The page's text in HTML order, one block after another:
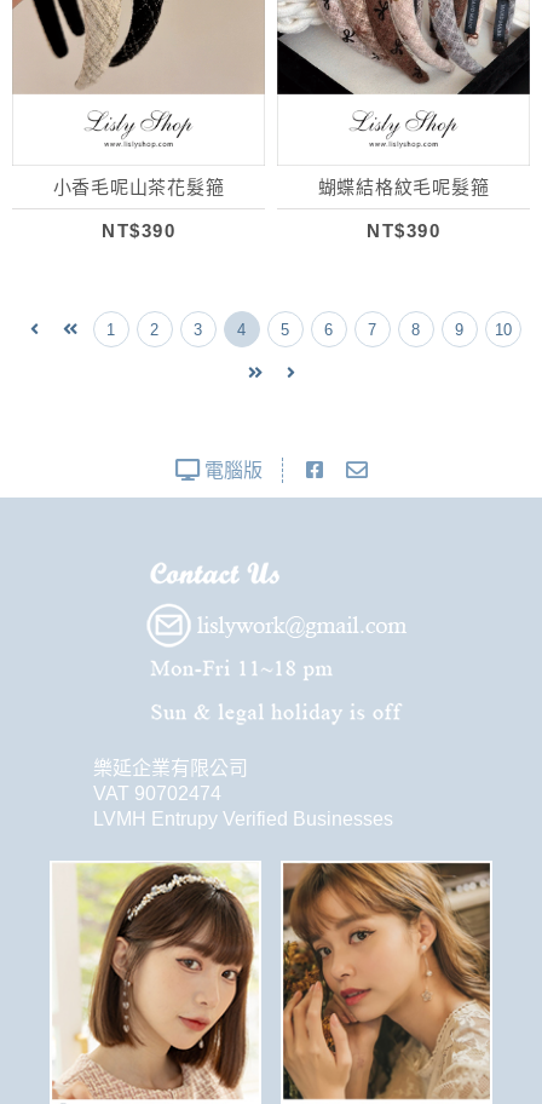
小香毛呢山茶花髮箍
NT$390
蝴蝶結格紋毛呢髮箍
NT$390
1 2 3 4 5 6 7 8 9 10
電腦版
樂延企業有限公司
VAT 90702474
LVMH Entrupy Verified Businesses